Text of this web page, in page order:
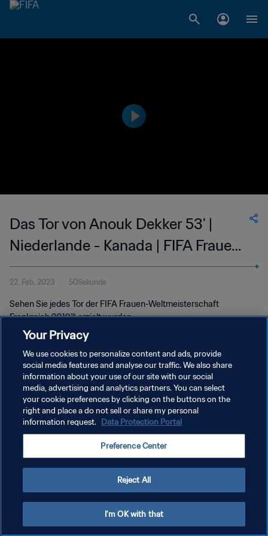
Das Tor von Anouk Dekker 53' |
Niederlande - Kanada | FIFA Frauen-
Weltmeisterschaft Frankreich 2019™
22. Feb. 2023 50Sekunde
Sehen Sie jedes Tor der FIFA Frauen-Weltmeisterschaft
Frankreich 2019™ erzielt wurden.
DATENSCHUTZ
NUTZUNGSBEDINGUNGEN
COOKIE-EINSTELLUNGEN VERWALTEN
Your Privacy
We use cookies to personalize content and ads, provide
social media features and analyse our traffic. We also share
information about your use of our site with our social
media, advertising and analytics partners. You can select
your cookie preferences by clicking on the buttons on the
right and place a do not sell or share my personal
information request. Data Protection Portal
Preference Center
Reject All
I'm OK with that